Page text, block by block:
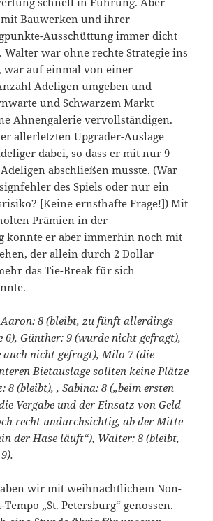
Bauwerken und ihrer
Ausschüttung immer dicht
Walter war ohne rechte Strategie ins
war auf einmal von einer
Adeligen umgeben und
und Schwarzem Markt
Ahnengalerie vervollständigen.
allerletzten Upgrader-Auslage
dabei, so dass er mit nur 9
abschließen musste. (War
des Spiels oder nur ein
[Keine ernsthafte Frage!]) Mit
Prämien in der
konnte er aber immerhin noch mit
der allein durch 2 Dollar
das Tie-Break für sich
8 (bleibt, zu fünft allerdings
6), Günther: 9 (wurde nicht gefragt),
nicht gefragt), Milo 7 (die
Bietauslage sollten keine Plätze
8 (bleibt), , Sabina: 8 („beim ersten
Vergabe und der Einsatz von Geld
recht undurchsichtig, ab der Mitte
der Hase läuft“), Walter: 8 (bleibt,
wir mit weihnachtlichem Non-
„St. Petersburg“ genossen.